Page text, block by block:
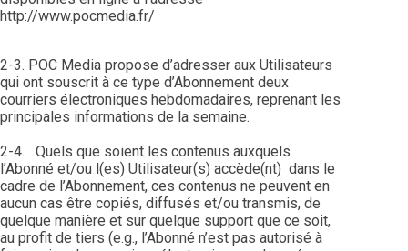
http://www.pocmedia.fr/
2-3. POC Media propose d’adresser aux Utilisateurs
qui ont souscrit à ce type d’Abonnement deux
courriers électroniques hebdomadaires, reprenant les
principales informations de la semaine.
2-4. Quels que soient les contenus auxquels
l’Abonné et/ou l(es) Utilisateur(s) accède(nt) dans le
cadre de l’Abonnement, ces contenus ne peuvent en
aucun cas être copiés, diffusés et/ou transmis, de
quelque manière et sur quelque support que ce soit,
au profit de tiers (e.g., l’Abonné n’est pas autorisé à